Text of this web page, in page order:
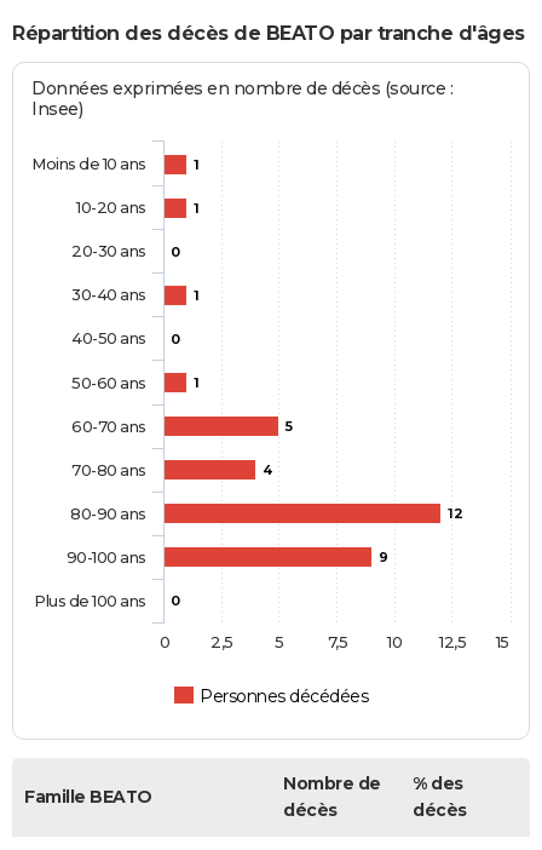
Répartition des décès de BEATO par tranche d'âges
Données exprimées en nombre de décès (source :
Insee)
1
1
0
1
0
1
5
4
12
9
0
Personnes décédées
Moins de 10 ans
10-20 ans
20-30 ans
30-40 ans
40-50 ans
50-60 ans
60-70 ans
70-80 ans
80-90 ans
90-100 ans
Plus de 100 ans
0 2,5 5 7,5 10 12,5 15
Famille BEATO
Nombre de
décès
% des
décès